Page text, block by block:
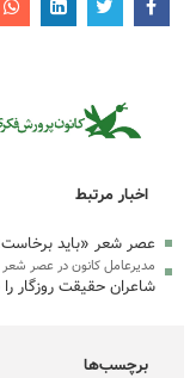
اخبار مرتبط
عصر شعر «باید
مدیرعامل کانون در عصر
شاعران حقیقت روزگار
برچسب‌ها